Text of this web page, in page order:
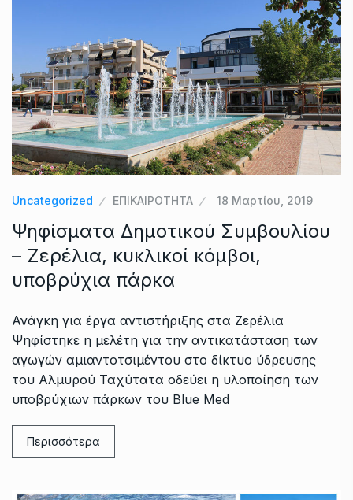
Uncategorized ΕΠΙΚΑΙΡΟΤΗΤΑ 18 Μαρτίου, 2019
Ψηφίσματα Δημοτικού Συμβουλίου
– Ζερέλια, κυκλικοί κόμβοι,
υποβρύχια πάρκα
Ανάγκη για έργα αντιστήριξης στα Ζερέλια
Ψηφίστηκε η μελέτη για την αντικατάσταση των
αγωγών αμιαντοτσιμέντου στο δίκτυο ύδρευσης
του Αλμυρού Ταχύτατα οδεύει η υλοποίηση των
υποβρύχιων πάρκων του Blue Med
Περισσότερα